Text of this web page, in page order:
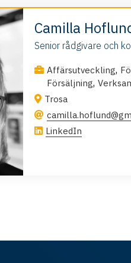
Camilla
Senior rådgivare och
Affärsutveckling,
Försäljning,
Trosa
LinkedIn